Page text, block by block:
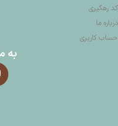
کد رهگیری
درباره ما
حساب کاربری
به